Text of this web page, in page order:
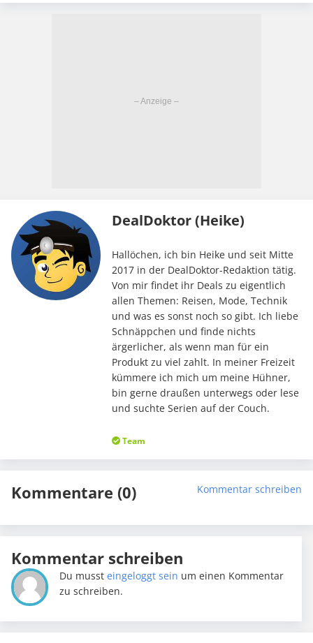
DealDoktor (Heike)
Hallöchen, ich bin Heike und seit Mitte
2017 in der DealDoktor-Redaktion tätig.
Von mir findet ihr Deals zu eigentlich
allen Themen: Reisen, Mode, Technik
und was es sonst noch so gibt. Ich liebe
Schnäppchen und finde nichts
ärgerlicher, als wenn man für ein
Produkt zu viel zahlt. In meiner Freizeit
kümmere ich mich um meine Hühner,
bin gerne draußen unterwegs oder lese
und suchte Serien auf der Couch.
Team
Kommentare (0) Kommentar schreiben
Kommentar schreiben
Du mussteingeloggt sein um einen Kommentar
zu schreiben.